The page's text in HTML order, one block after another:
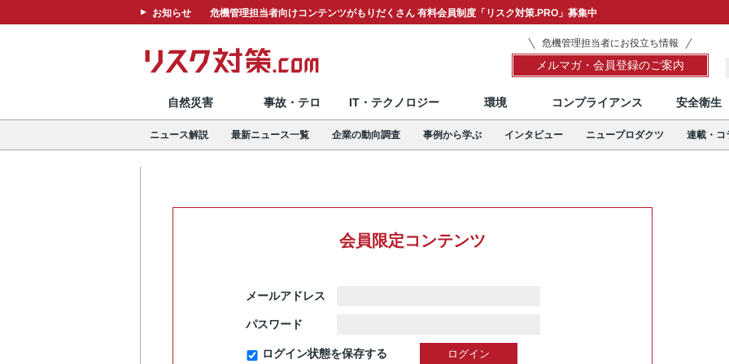
お知らせ 危機管理担当者向けコンテンツがもりだくさん 有料会員制度「リスク対策.PRO」募集中
危機管理担当者にお役立ち情報
メルマガ・会員登録のご案内
自然災害 事故・テロ IT・テクノロジー 環境 コンプライアンス 安全衛生
ニュース解説 最新ニュース一覧 企業の動向調査 事例から学ぶ インタビュー ニュープロダクツ 連載・コ
会員限定コンテンツ
メールアドレス
パスワード
ログイン状態を保存する